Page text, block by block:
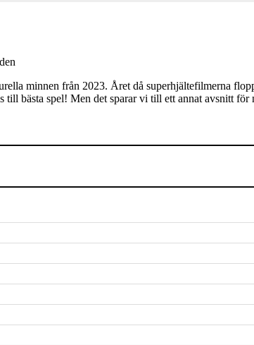
JULSPECIALER 2013
minnen från 2023. Året då superhjältefilmerna
till bästa spel! Men det sparar vi till ett annat avsnitt